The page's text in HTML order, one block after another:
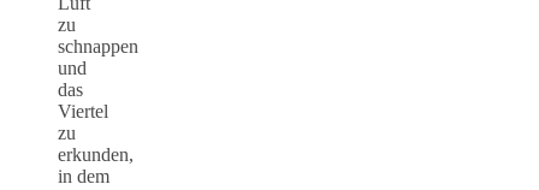
zu
schnappen
und
das
Viertel
zu
erkunden,
in dem